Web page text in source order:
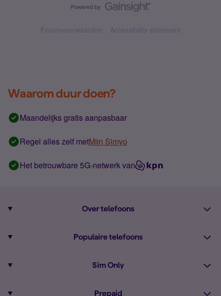
Forumvoorwaarden Accessibility statement
Waarom duur doen?
Maandelijks gratis aanpasbaar
Regel alles zelf metMijn Simyo
Het betrouwbare 5G-netwerk van
Over telefoons
Alle telefoons
Populaire telefoons
Sim Only
Prepaid